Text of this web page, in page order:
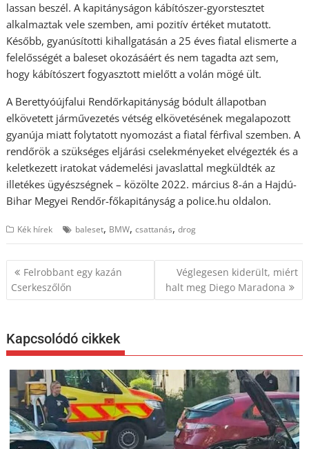
lassan beszél. A kapitányságon kábítószer-gyorstesztet
alkalmaztak vele szemben, ami pozitív értéket mutatott.
Később, gyanúsítotti kihallgatásán a 25 éves fiatal elismerte a
felelősségét a baleset okozásáért és nem tagadta azt sem,
hogy kábítószert fogyasztott mielőtt a volán mögé ült.
A Berettyóújfalui Rendőrkapitányság bódult állapotban
elkövetett járművezetés vétség elkövetésének megalapozott
gyanúja miatt folytatott nyomozást a fiatal férfival szemben. A
rendőrök a szükséges eljárási cselekményeket elvégezték és a
keletkezett iratokat vádemelési javaslattal megküldték az
illetékes ügyészségnek – közölte 2022. március 8-án a Hajdú-
Bihar Megyei Rendőr-főkapitányság a police.hu oldalon.
Kék hírek baleset, BMW,csattanás,drog
Bejegyzés
navigáció
Felrobbant egy kazán
Cserkeszőlőn
Véglegesen kiderült, miért
halt meg Diego Maradona
Kapcsolódó cikkek